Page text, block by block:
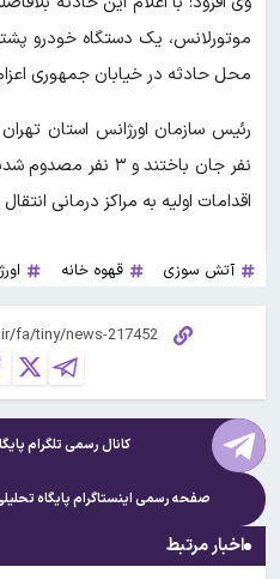
موتورلانس، یک دستگاه خودرو
محل حادثه در خیابان جمهوری
نفر جان باختند و ۳
اقدامات اولیه به مراکز درمانی انتقال
آتش سوزی قهوه خانه
کانال رسمی تلگرام
صفحه رسمی اینستاگرام پایگاه
اخبار مرتبط